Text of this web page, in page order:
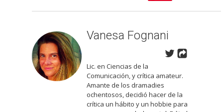
Vanesa Fognani
Lic. en Ciencias de la
Comunicación, y crítica amateur.
Amante de los dramadies
ochentosos, decidió hacer de la
crítica un hábito y un hobbie para